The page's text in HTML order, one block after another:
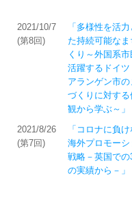
2021/10/7
(第8回)
「多様性を活力
た持続可能なま
くり～外国系
活躍するドイツ
アランゲン市の
づくりに対する
観から学ぶ～」
2021/8/26
(第7回)
「コロナに負
海外プロモーシ
戦略－英国での
の実績から－」